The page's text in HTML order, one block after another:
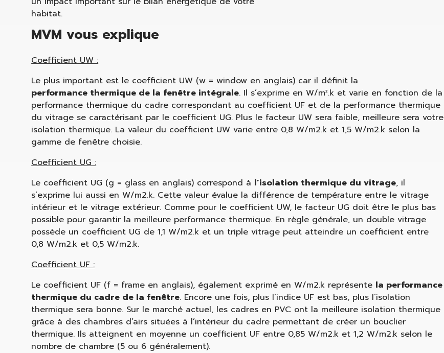
habitat.
MVM vous explique
Coefficient UW :
Le plus important est le coefficient UW (w = window en anglais) car il définit la
performance thermique de la fenêtre intégrale. Il s’exprime en W/m².k et varie en fonction de la
performance thermique du cadre correspondant au coefficient UF et de la performance thermique
du vitrage se caractérisant par le coefficient UG. Plus le facteur UW sera faible, meilleure sera votre
isolation thermique. La valeur du coefficient UW varie entre 0,8 W/m2.k et 1,5 W/m2.k selon la
gamme de fenêtre choisie.
Coefficient UG :
Le coefficient UG (g = glass en anglais) correspond à l’isolation thermique duvitrage, il
s’exprime lui aussi en W/m2.k. Cette valeur évalue la différence de température entre le vitrage
intérieur et le vitrage extérieur. Comme pour le coefficient UW, le facteur UG doit être le plus bas
possible pour garantir la meilleure performance thermique. En règle générale, un double vitrage
possède un coefficient UG de 1,1 W/m2.k et un triple vitrage peut atteindre un coefficient entre
0,8 W/m2.k et 0,5 W/m2.k.
Coefficient UF :
Le coefficient UF (f = frame en anglais), également exprimé en W/m2.k représente la performance
thermique du cadre de la fenêtre. Encore une fois, plus l’indice UF est bas, plus l’isolation
thermique sera bonne. Sur le marché actuel, les cadres en PVC ont la meilleure isolation thermique
grâce à des chambres d’airs situées à l’intérieur du cadre permettant de créer un bouclier
thermique. Ils atteignent en moyenne un coefficient UF entre 0,85 W/m2.k et 1,2 W/m2.k selon le
nombre de chambre (5 ou 6 généralement).